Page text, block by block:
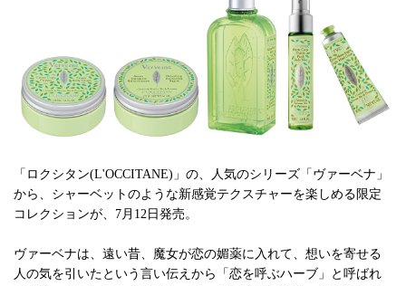
「ロクシタン(L'OCCITANE)」の、人気のシリーズ「ヴァーベナ」
から、シャーベットのような新感覚テクスチャーを楽しめる限定
コレクションが、7月12日発売。
ヴァーベナは、遠い昔、魔女が恋の媚薬に入れて、想いを寄せる
人の気を引いたという言い伝えから「恋を呼ぶハーブ」と呼ばれ